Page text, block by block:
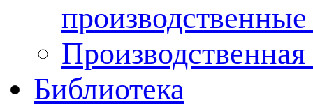
Производственная
Библиотека